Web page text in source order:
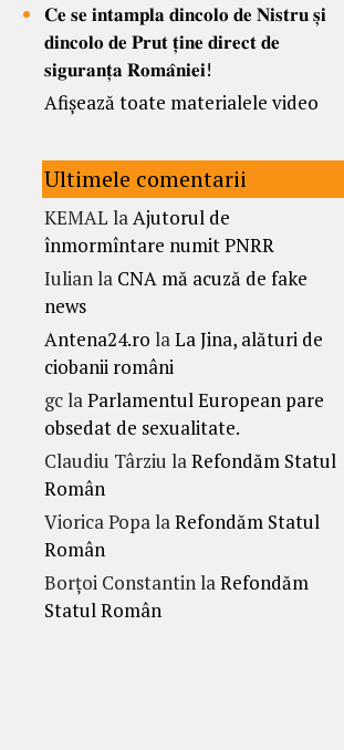
𝐂𝐞 𝐬𝐞 𝐢𝐧𝐭𝐚𝐦𝐩𝐥𝐚 𝐝𝐢𝐧𝐜𝐨𝐥𝐨 𝐝𝐞 𝐍𝐢𝐬𝐭𝐫𝐮 𝐬̦𝐢
𝐝𝐢𝐧𝐜𝐨𝐥𝐨 𝐝𝐞 𝐏𝐫𝐮𝐭 𝐭̦𝐢𝐧𝐞 𝐝𝐢𝐫𝐞𝐜𝐭 𝐝𝐞
𝐬𝐢𝐠𝐮𝐫𝐚𝐧𝐭̦𝐚 𝐑𝐨𝐦𝐚̂𝐧𝐢𝐞𝐢!
Afișează toate materialele video
Ultimele comentarii
KEMAL laAjutorul de
înmormîntare numit PNRR
Iulianla CNA mă acuză de fake
news
Antena24.ro laLa Jina, alături de
ciobanii români
gclaParlamentul European pare
obsedat de sexualitate.
Claudiu Târziu laRefondăm Statul
Român
Viorica PopalaRefondăm Statul
Român
Borțoi ConstantinlaRefondăm
Statul Român